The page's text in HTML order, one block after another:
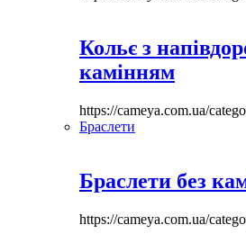
Кольє з
камінням
https://cameya.com.ua/
Браслети
Браслети без
https://cameya.com.ua/